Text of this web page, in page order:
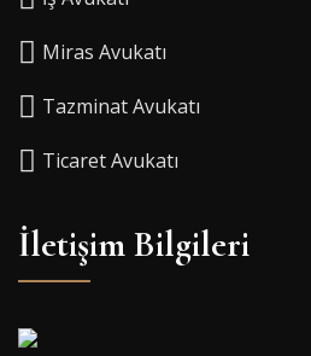
Miras Avukatı
Tazminat Avukatı
Ticaret Avukatı
İletişim Bilgileri